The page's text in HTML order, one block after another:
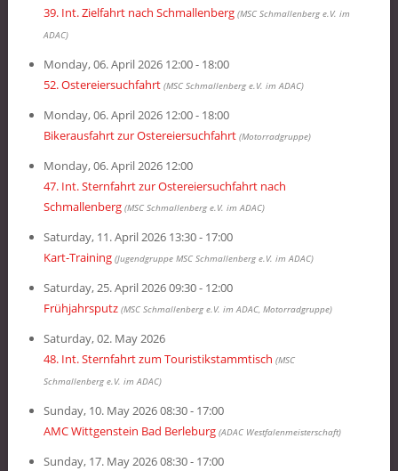
39. Int. Zielfahrt nach Schmallenberg (MSC Schmallenberg e.V. im
ADAC)
Monday, 06. April 2026 12:00 - 18:00
52. Ostereiersuchfahrt (MSC Schmallenberg e.V. im ADAC)
Monday, 06. April 2026 12:00 - 18:00
Bikerausfahrt zur Ostereiersuchfahrt (Motorradgruppe)
Monday, 06. April 2026 12:00
47. Int. Sternfahrt zur Ostereiersuchfahrt nach
Schmallenberg (MSC Schmallenberg e.V. im ADAC)
Saturday, 11. April 2026 13:30 - 17:00
Kart-Training (Jugendgruppe MSC Schmallenberg e.V. im ADAC)
Saturday, 25. April 2026 09:30 - 12:00
Frühjahrsputz (MSC Schmallenberg e.V. im ADAC, Motorradgruppe)
Saturday, 02. May 2026
48. Int. Sternfahrt zum Touristikstammtisch (MSC
Schmallenberg e.V. im ADAC)
Sunday, 10. May 2026 08:30 - 17:00
AMC Wittgenstein Bad Berleburg (ADAC Westfalenmeisterschaft)
Sunday, 17. May 2026 08:30 - 17:00